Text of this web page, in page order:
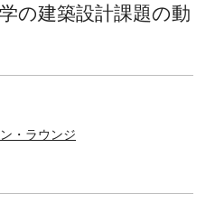
の建築設計課題の動
・ラウンジ